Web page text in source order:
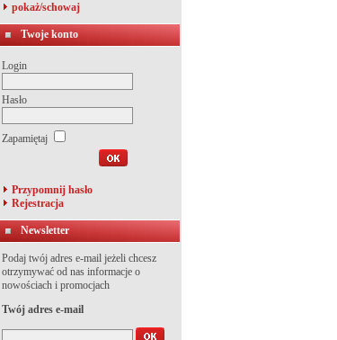
pokaż/schowaj
Twoje konto
Login
Hasło
Zapamiętaj
Przypomnij hasło
Rejestracja
Newsletter
Podaj twój adres e-mail jeżeli chcesz
otrzymywać od nas informacje o
nowościach i promocjach
Twój adres e-mail